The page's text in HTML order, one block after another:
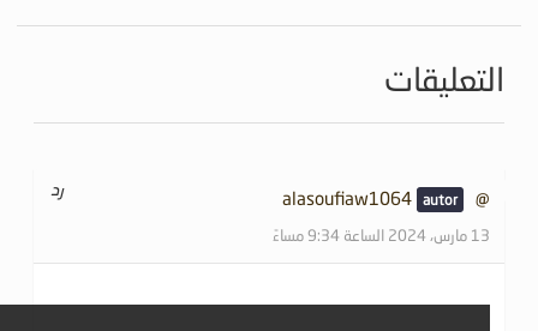
التعليقات
@alasoufiaw1064
13 مارس، 2024 الساعة 9:34 مساءً
رد